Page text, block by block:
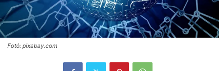
Fotó: pixabay.com